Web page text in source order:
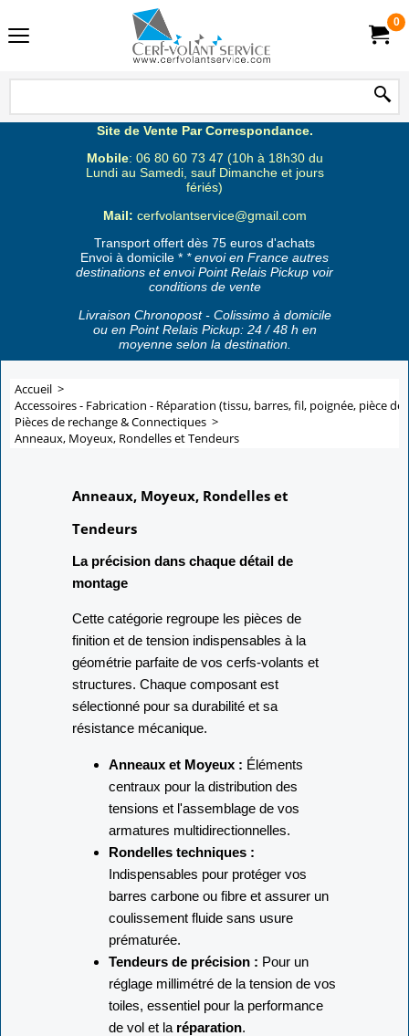
0
Site de Vente Par Correspondance.
Mobile: 06 80 60 73 47 (10h à 18h30 du
Lundi au Samedi, sauf Dimanche et jours
fériés)
Mail: cerfvolantservice@gmail.com
Transport offert dès 75 euros d'achats
Envoi à domicile * * envoi en France autres
destinations et envoi Point Relais Pickup voir
conditions de vente
Livraison Chronopost - Colissimo à domicile
ou en Point Relais Pickup: 24 / 48 h en
moyenne selon la destination.
Accueil >
Accessoires - Fabrication - Réparation (tissu, barres, fil, poignée, pièce de
Pièces de rechange & Connectiques >
Anneaux, Moyeux, Rondelles et Tendeurs
Anneaux, Moyeux, Rondelles et
Tendeurs
La précision dans chaque détail de
montage
Cette catégorie regroupe les pièces de
finition et de tension indispensables à la
géométrie parfaite de vos cerfs-volants et
structures. Chaque composant est
sélectionné pour sa durabilité et sa
résistance mécanique.
Anneaux et Moyeux : Éléments
centraux pour la distribution des
tensions et l'assemblage de vos
armatures multidirectionnelles.
Rondelles techniques :
Indispensables pour protéger vos
barres carbone ou fibre et assurer un
coulissement fluide sans usure
prématurée.
Tendeurs de précision : Pour un
réglage millimétré de la tension de vos
toiles, essentiel pour la performance
de vol et la réparation.